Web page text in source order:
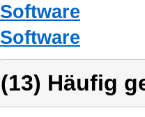
Software
Software
(13) Häufig